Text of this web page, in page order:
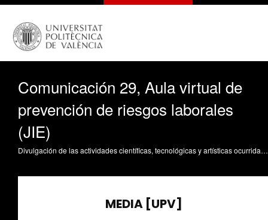
Comunicación 29, Aula virtual de
prevención de riesgos laborales
(JIE)
Divulgación de las actividades científicas, tecnológicas y artísticas ocurridas en los tres campus de la UPV